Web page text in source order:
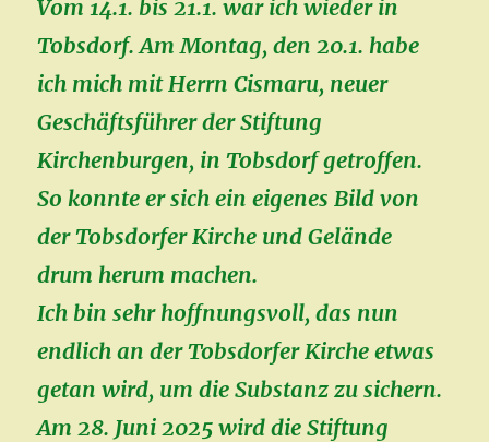
Vom 14.1. bis 21.1. war ich wieder in
Tobsdorf. Am Montag, den 20.1. habe
ich mich mit Herrn Cismaru, neuer
Geschäftsführer der Stiftung
Kirchenburgen, in Tobsdorf getroffen.
So konnte er sich ein eigenes Bild von
der Tobsdorfer Kirche und Gelände
drum herum machen.
Ich bin sehr hoffnungsvoll, das nun
endlich an der Tobsdorfer Kirche etwas
getan wird, um die Substanz zu sichern.
Am 28. Juni 2025 wird die Stiftung